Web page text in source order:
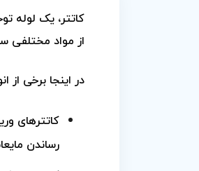
کاتتر، یک لوله
از مواد مختلفی
در اینجا برخی از
کاتترهای
رساندن